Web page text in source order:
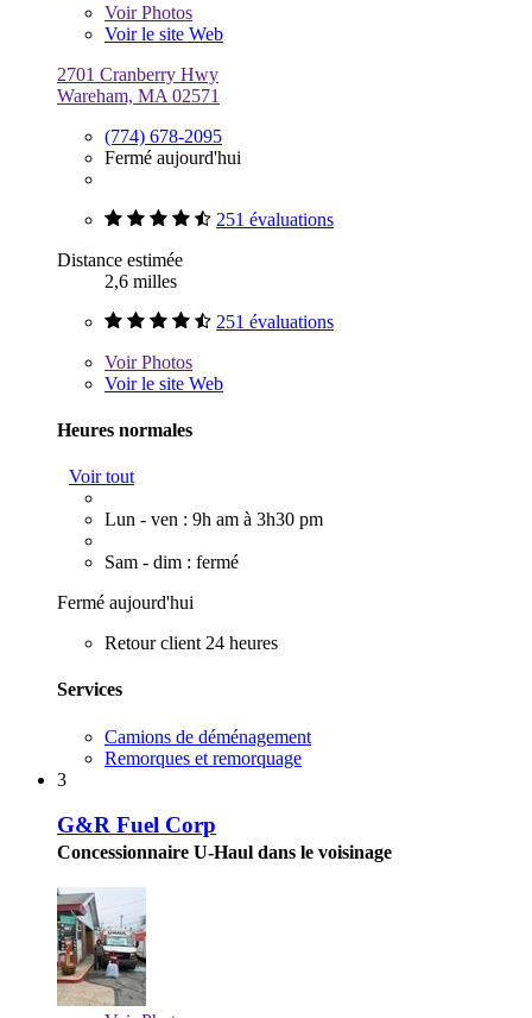
VoirPhotos
Voir le site Web
2701 Cranberry Hwy
Wareham, MA 02571
(774) 678-2095
Fermé aujourd'hui
251 évaluations
Distance estimée
2,6 milles
251 évaluations
VoirPhotos
Voir le site Web
Heures normales
Voir tout
Lun - ven : 9h am à 3h30 pm
Sam - dim : fermé
Fermé aujourd'hui
Retour client 24 heures
Services
Camions de déménagement
Remorques et remorquage
3
G&R Fuel Corp
Concessionnaire U-Haul dans le voisinage